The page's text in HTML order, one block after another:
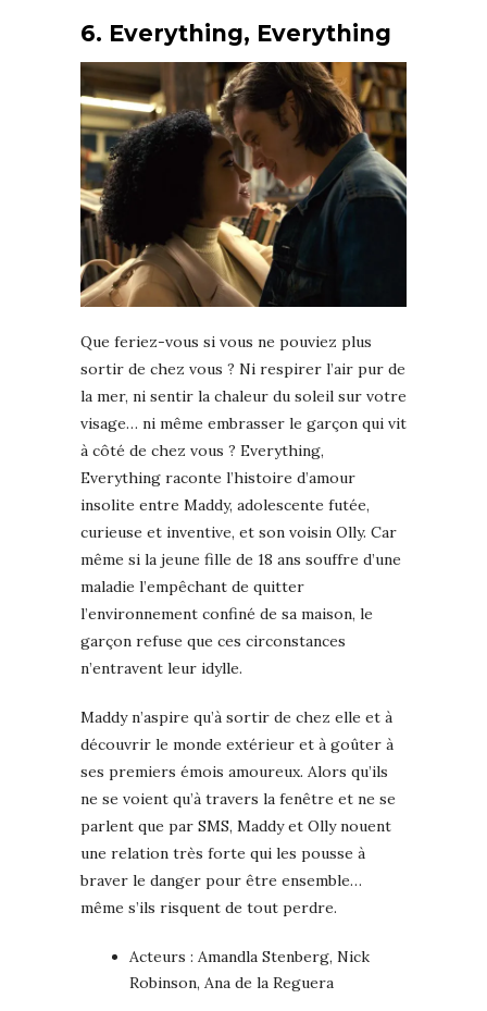
6. Everything, Everything
Que feriez-vous si vous ne pouviez plus
sortir de chez vous ? Ni respirer l’air pur de
la mer, ni sentir la chaleur du soleil sur votre
visage… ni même embrasser le garçon qui vit
à côté de chez vous ? Everything,
Everything raconte l’histoire d’amour
insolite entre Maddy, adolescente futée,
curieuse et inventive, et son voisin Olly. Car
même si la jeune fille de 18 ans souffre d’une
maladie l’empêchant de quitter
l’environnement confiné de sa maison, le
garçon refuse que ces circonstances
n’entravent leur idylle.
Maddy n’aspire qu’à sortir de chez elle et à
découvrir le monde extérieur et à goûter à
ses premiers émois amoureux. Alors qu’ils
ne se voient qu’à travers la fenêtre et ne se
parlent que par SMS, Maddy et Olly nouent
une relation très forte qui les pousse à
braver le danger pour être ensemble…
même s’ils risquent de tout perdre.
Acteurs : Amandla Stenberg, Nick
Robinson, Ana de la Reguera